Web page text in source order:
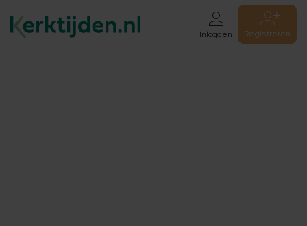
Inloggen Registreren